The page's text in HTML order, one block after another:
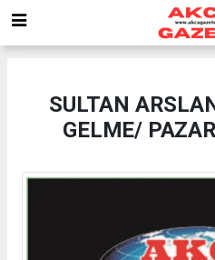
SULTAN
GELME/